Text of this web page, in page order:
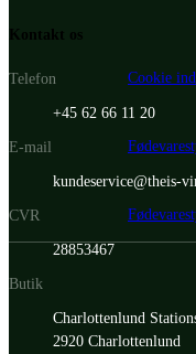
Kontakt os
Telefon
+45 62 66 11 20
E-mail
kundeservice@theis-
CVR
28853467
Butik
Charlottenlund
2920 Charlottenlund
Cookie